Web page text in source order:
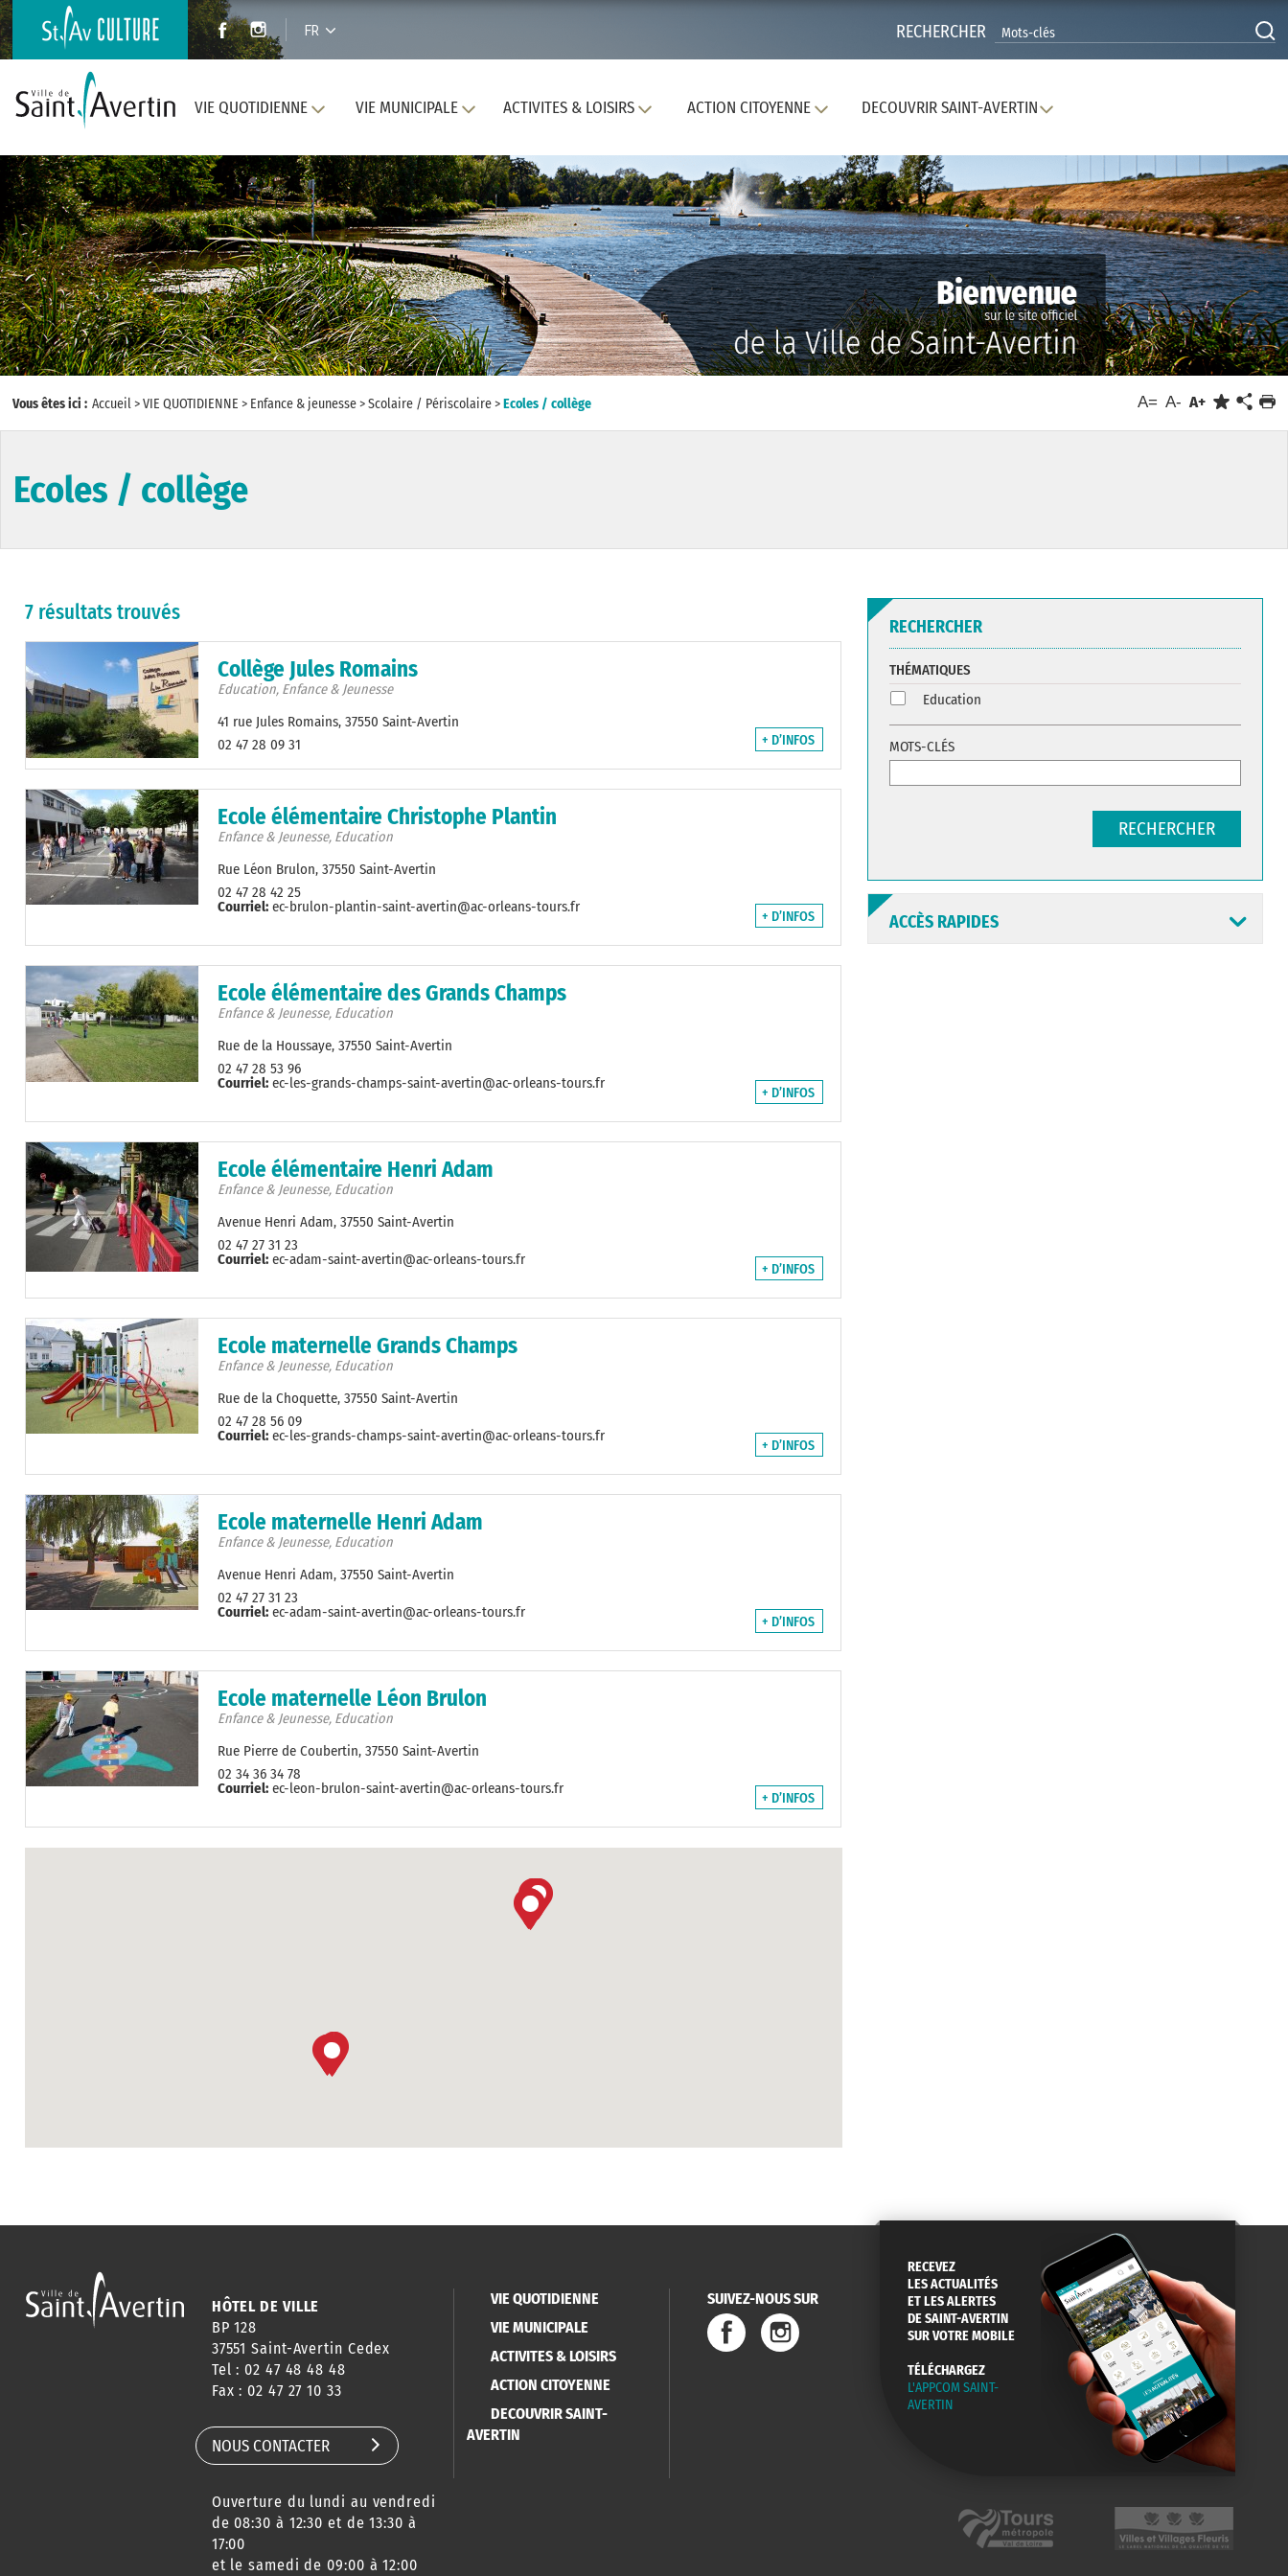
FR RECHERCHER
VIE QUOTIDIENNE VIE MUNICIPALE ACTIVITES & LOISIRS ACTION CITOYENNE DECOUVRIR SAINT-AVERTIN
Vous êtes ici : Accueil>VIE QUOTIDIENNE > Enfance & jeunesse>Scolaire / Périscolaire>Ecoles / collège A= A- A+
Ecoles / collège
7 résultats trouvés
Collège Jules Romains
Education, Enfance & Jeunesse
41 rue Jules Romains, 37550 Saint-Avertin
02 47 28 09 31
+ D’INFOS
Ecole élémentaire Christophe Plantin
Enfance & Jeunesse, Education
Rue Léon Brulon, 37550 Saint-Avertin
02 47 28 42 25
Courriel: ec-brulon-plantin-saint-avertin@ac-orleans-tours.fr
+ D’INFOS
Ecole élémentaire des Grands Champs
Enfance & Jeunesse, Education
Rue de la Houssaye, 37550 Saint-Avertin
02 47 28 53 96
Courriel: ec-les-grands-champs-saint-avertin@ac-orleans-tours.fr
+ D’INFOS
Ecole élémentaire Henri Adam
Enfance & Jeunesse, Education
Avenue Henri Adam, 37550 Saint-Avertin
02 47 27 31 23
Courriel: ec-adam-saint-avertin@ac-orleans-tours.fr
+ D’INFOS
Ecole maternelle Grands Champs
Enfance & Jeunesse, Education
Rue de la Choquette, 37550 Saint-Avertin
02 47 28 56 09
Courriel: ec-les-grands-champs-saint-avertin@ac-orleans-tours.fr
+ D’INFOS
Ecole maternelle Henri Adam
Enfance & Jeunesse, Education
Avenue Henri Adam, 37550 Saint-Avertin
02 47 27 31 23
Courriel: ec-adam-saint-avertin@ac-orleans-tours.fr
+ D’INFOS
Ecole maternelle Léon Brulon
Enfance & Jeunesse, Education
Rue Pierre de Coubertin, 37550 Saint-Avertin
02 34 36 34 78
Courriel: ec-leon-brulon-saint-avertin@ac-orleans-tours.fr
+ D’INFOS
RECHERCHER
THÉMATIQUES
Education
MOTS-CLÉS
RECHERCHER
ACCÈS RAPIDES
HÔTEL DE VILLE
BP 128
37551 Saint-Avertin Cedex
Tel : 02 47 48 48 48
Fax : 02 47 27 10 33
NOUS CONTACTER
Ouverture du lundi au vendredi
de 08:30 à 12:30 et de 13:30 à
17:00
et le samedi de 09:00 à 12:00
VIE QUOTIDIENNE
VIE MUNICIPALE
ACTIVITES & LOISIRS
ACTION CITOYENNE
DECOUVRIR SAINT-
AVERTIN
SUIVEZ-NOUS SUR
RECEVEZ
LES ACTUALITÉS
ET LES ALERTES
DE SAINT-AVERTIN
SUR VOTRE MOBILE
TÉLÉCHARGEZ
L'APPCOM SAINT-
AVERTIN